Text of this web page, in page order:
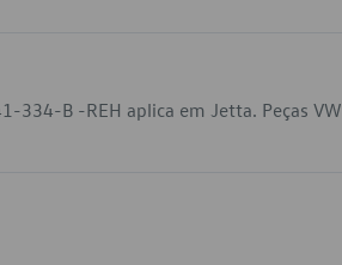
334-B -REH aplica em Jetta. Peças VW